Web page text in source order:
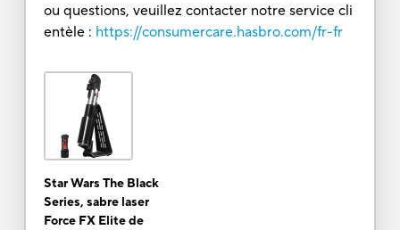
ou questions, veuillez contacter notre service cli
entèle : https://consumercare.hasbro.com/fr-fr
Star Wars The Black
Series, sabre laser
Force FX Elite de